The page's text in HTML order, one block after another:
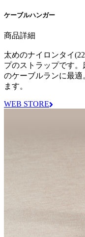
ケーブルハンガー
商品詳細
太めのナイロンタイ
プのストラップです
のケーブルランに最
ます。
WEB STORE